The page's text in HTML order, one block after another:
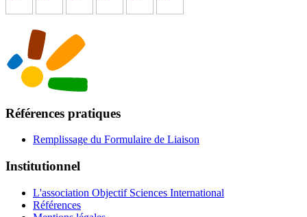
Références pratiques
Remplissage du Formulaire de Liaison
Institutionnel
L'association Objectif Sciences International
Références